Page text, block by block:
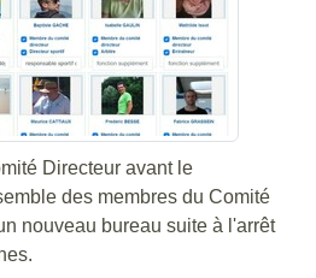
Directeur avant le
des membres du Comité
nouveau bureau suite à l'arrêt